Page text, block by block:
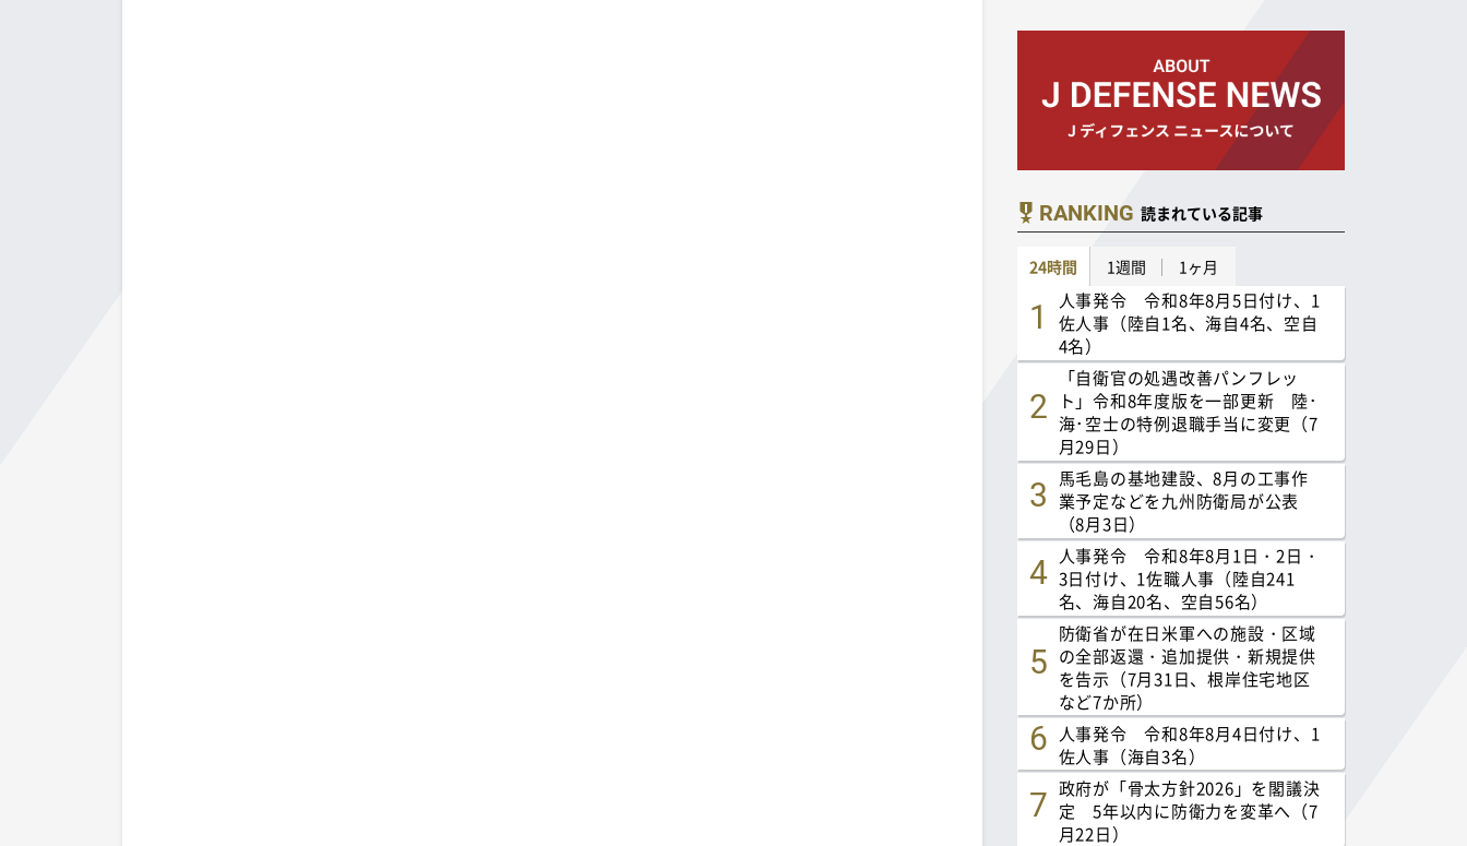
RANKING 読まれている記事
24時間 1週間 1ヶ月
人事発令 令和8年8月5日付け、1
佐人事（陸自1名、海自4名、空自
4名）
「自衛官の処遇改善パンフレッ
ト」令和8年度版を一部更新 陸･
海･空士の特例退職手当に変更（7
月29日）
馬毛島の基地建設、8月の工事作
業予定などを九州防衛局が公表
（8月3日）
人事発令 令和8年8月1日・2日・
3日付け、1佐職人事（陸自241
名、海自20名、空自56名）
防衛省が在日米軍への施設・区域
の全部返還・追加提供・新規提供
を告示（7月31日、根岸住宅地区
など7か所）
人事発令 令和8年8月4日付け、1
佐人事（海自3名）
政府が「骨太方針2026」を閣議決
定 5年以内に防衛力を変革へ（7
月22日）